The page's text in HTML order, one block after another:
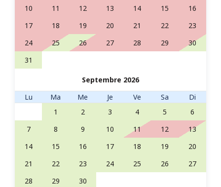
10 11 12 13 14 15
16
17
18 19 20 21 22
23
24
25 26 27 28 29
30
31
Septembre 2026
Lu
Ma Me Je Ve Sa
Di
1
2 3 4 5
6
7
8 9 10 11 12
13
14
15 16 17 18 19
20
21
22 23 24 25 26
27
28
29 30